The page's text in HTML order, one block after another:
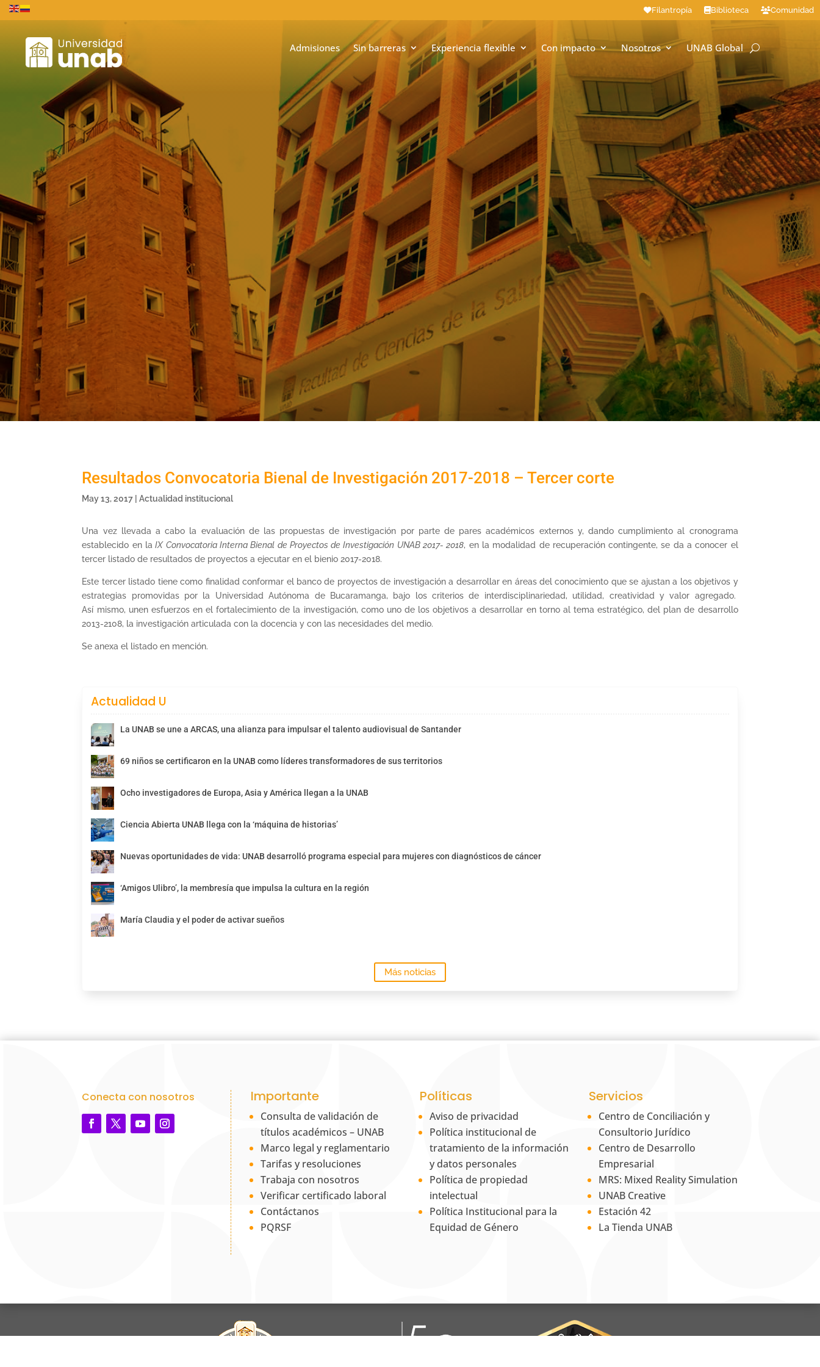
Filantropía Biblioteca Comunidad
Admisiones Sin barreras Experiencia flexible Con impacto Nosotros UNAB Global
Resultados Convocatoria Bienal de Investigación 2017-2018 – Tercer corte
May 13, 2017 |Actualidad institucional
Una vez llevada a cabo la evaluación de las propuestas de investigación por parte de pares académicos externos y, dando cumplimiento al cronograma
establecido en la IX Convocatoria Interna Bienal de Proyectos de Investigación UNAB 2017- 2018, en la modalidad de recuperación contingente, se da a conocer el
tercer listado de resultados de proyectos a ejecutar en el bienio 2017-2018.
Este tercer listado tiene como finalidad conformar el banco de proyectos de investigación a desarrollar en áreas del conocimiento que se ajustan a los objetivos y
estrategias promovidas por la Universidad Autónoma de Bucaramanga, bajo los criterios de interdisciplinariedad, utilidad, creatividad y valor agregado.
Así mismo, unen esfuerzos en el fortalecimiento de la investigación, como uno de los objetivos a desarrollar en torno al tema estratégico, del plan de desarrollo
2013-2108, la investigación articulada con la docencia y con las necesidades del medio.
Se anexa el listado en mención.
Actualidad U
La UNAB se une a ARCAS, una alianza para impulsar el talento audiovisual de Santander
69 niños se certificaron en la UNAB como líderes transformadores de sus territorios
Ocho investigadores de Europa, Asia y América llegan a la UNAB
Ciencia Abierta UNAB llega con la ‘máquina de historias’
Nuevas oportunidades de vida: UNAB desarrolló programa especial para mujeres con diagnósticos de cáncer
‘Amigos Ulibro’, la membresía que impulsa la cultura en la región
María Claudia y el poder de activar sueños
Más noticias
Conecta con nosotros Importante
Consulta de validación de
títulos académicos – UNAB
Marco legal y reglamentario
Tarifas y resoluciones
Trabaja con nosotros
Verificar certificado laboral
Contáctanos
PQRSF
Políticas
Aviso de privacidad
Política institucional de
tratamiento de la información
y datos personales
Política de propiedad
intelectual
Política Institucional para la
Equidad de Género
Servicios
Centro de Conciliación y
Consultorio Jurídico
Centro de Desarrollo
Empresarial
MRS: Mixed Reality Simulation
UNAB Creative
Estación 42
La Tienda UNAB